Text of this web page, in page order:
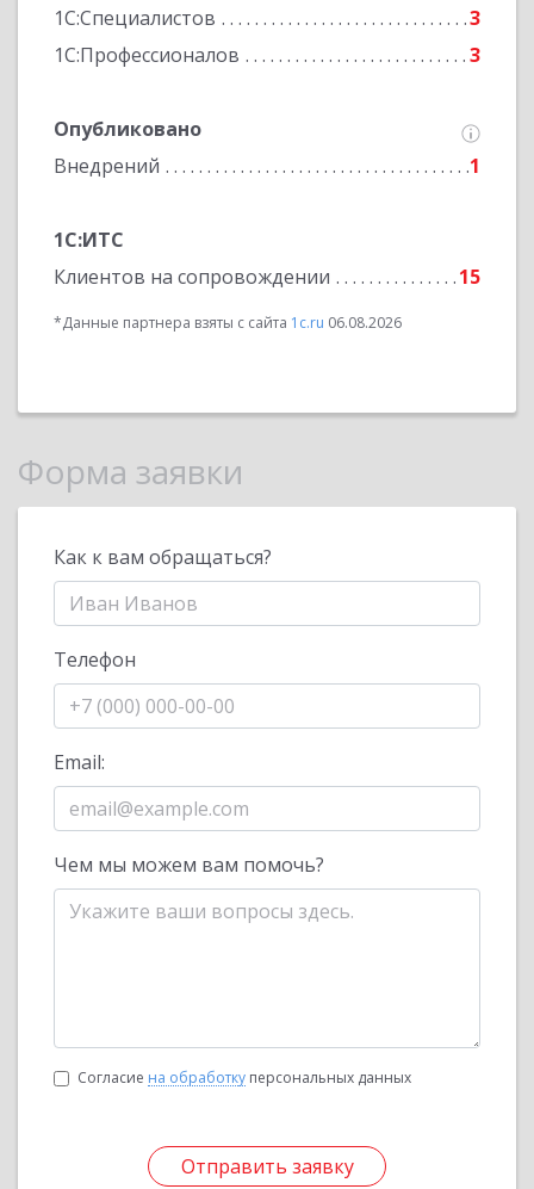
1С:Специалистов
3
1С:Профессионалов
3
Опубликовано
Внедрений
1
1С:ИТС
Клиентов на сопровождении
15
*Данные партнера взяты с сайта 1c.ru 06.08.2026
Форма заявки
Как к вам обращаться?
Телефон
Email:
Чем мы можем вам помочь?
Согласие на обработку персональных данных
Отправить заявку